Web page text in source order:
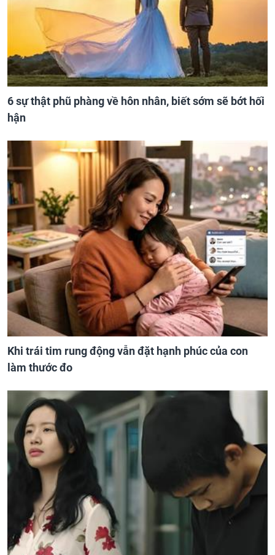
6 sự thật phũ phàng về hôn nhân, biết sớm sẽ bớt hối
hận
Khi trái tim rung động vẫn đặt hạnh phúc của con
làm thước đo